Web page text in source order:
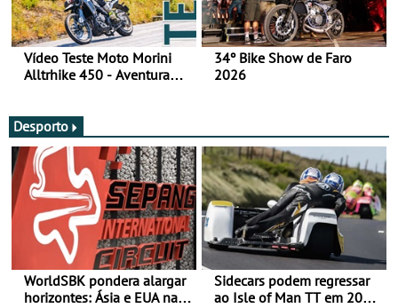
Vídeo Teste Moto Morini
Alltrhike 450 - Aventura
34º Bike Show de Faro
2026
Desporto
WorldSBK pondera alargar
horizontes: Ásia e EUA na
Sidecars podem regressar
ao Isle of Man TT em 2027